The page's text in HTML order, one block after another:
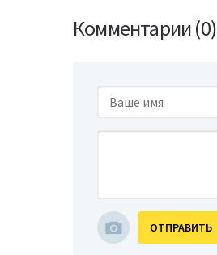
Комментарии (0)
ОТПРАВИТЬ